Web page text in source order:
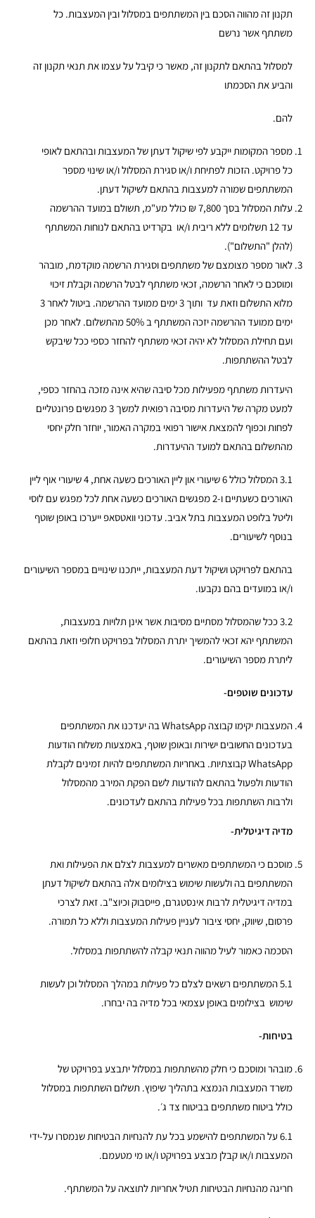
תקנון זה מהווה הסכם בין המשתתפים במסלול ובין המעצבות. כל
משתתף אשר נרשם
למסלול בהתאם לתקנון זה, מאשר כי קיבל על עצמו את תנאי תקנון זה
והביע את הסכמתו
להם.
מספר המקומות ייקבע לפי שיקול דעתן של המעצבות ובהתאם לאופי
כל פרויקט. הזכות לפתיחת ו/או סגירת המסלול ו/או שינוי מספר
המשתתפים שמורה למעצבות בהתאם לשיקול דעתן.
עלות המסלול בסך 7,800 ₪ כולל מע"מ, תשולם במועד ההרשמה
עד 12 תשלומים ללא ריבית ו/או בקרדיט בהתאם לנוחות המשתתף
(להלן "התשלום").
לאור מספר מצומצם של משתתפים וסגירת הרשמה מוקדמת, מובהר
ומוסכם כי לאחר הרשמה, זכאי משתתף לבטל הרשמה וקבלת זיכוי
מלוא התשלום וזאת עד ותוך 3 ימים ממועד ההרשמה. ביטול לאחר 3
ימים ממועד ההרשמה יזכה המשתתף ב 50% מהתשלום. לאחר מכן
ועם תחילת המסלול לא יהיה זכאי משתתף להחזר כספי ככל שיבקש
לבטל ההשתתפות.
היעדרות משתתף מפעילות מכל סיבה שהיא אינה מזכה בהחזר כספי,
למעט מקרה של היעדרות מסיבה רפואית למשך 3 מפגשים פרונטליים
לפחות וכפוף להמצאת אישור רפואי במקרה האמור, יוחזר חלק יחסי
מהתשלום בהתאם למועד ההיעדרות.
3.1
המסלול כולל 6 שיעורי און ליין האורכים כשעה אחת, 4 שיעורי אוף ליין
האורכים כשעתיים ו-2 מפגשים האורכים כשעה אחת לכל מפגש עם לוסי
וליטל בלופט המעצבות בתל אביב. עדכוני וואטסאפ ייערכו באופן שוטף
בנוסף לשיעורים.
בהתאם לפרויקט ושיקול דעת המעצבות, ייתכנו שינויים במספר השיעורים
ו/או במועדים בהם נקבעו.
3.2ככל שהמסלול מסתיים מסיבות אשר אינן תלויות במעצבות,
המשתתף יהא זכאי להמשיך יתרת המסלול בפרויקט חלופי וזאת בהתאם
ליתרת מספר השיעורים.
עדכונים שוטפים-
המעצבות יקימו קבוצה WhatsApp בה יעדכנו את המשתתפים
בעדכונים החשובים ישירות ובאופן שוטף, באמצעות משלוח הודעות
WhatsApp קבוצתיות. באחריות המשתתפים להיות זמינים לקבלת
הודעות ולפעול בהתאם להודעות לשם הפקת המירב מהמסלול
ולרבות השתתפות בכל פעילות בהתאם לעדכונים.
מדיה דיגיטלית-
מוסכם כי המשתתפים מאשרים למעצבות לצלם את הפעילות ואת
המשתתפים בה ולעשות שימוש בצילומים אלה בהתאם לשיקול דעתן
במדיה דיגיטלית לרבות אינסטגרם, פייסבוק וכיוצ"ב. זאת לצרכי
פרסום, שיווק, יחסי ציבור לעניין פעילות המעצבות וללא כל תמורה.
הסכמה כאמור לעיל מהווה תנאי קבלה להשתתפות במסלול.
5.1המשתתפים רשאים לצלם כל פעילות במהלך המסלול וכן לעשות
שימוש בצילומים באופן עצמאי בכל מדיה בה יבחרו.
בטיחות-
מובהר ומוסכם כי חלק מהשתתפות במסלול יתבצע בפרויקט של
משרד המעצבות הנמצא בתהליך שיפוץ. תשלום השתתפות במסלול
כולל ביטוח משתתפים בביטוח צד ג׳.
6.1על המשתתפים להישמע בכל עת להנחיות הבטיחות שנמסרו על-ידי
המעצבות ו/או קבלן מבצע בפרויקט ו/או מי מטעמם.
חריגה מהנחיות הבטיחות תטיל אחריות לתוצאה על המשתתף.